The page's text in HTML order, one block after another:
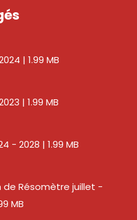
| 1.99 MB
| 1.99 MB
- 2028 | 1.99 MB
Résomètre juillet -
MB